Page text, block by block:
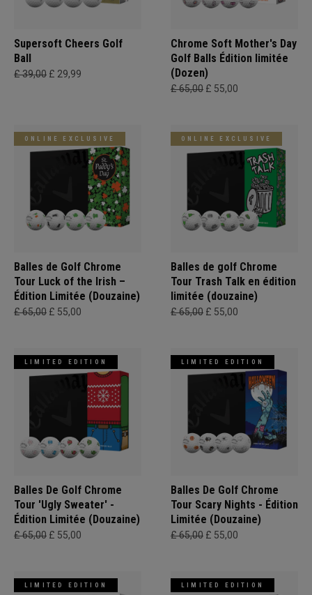
Supersoft Cheers Golf
Ball
£ 39,00 £ 29,99
Chrome Soft Mother's Day
Golf Balls Édition limitée
(Dozen)
£ 65,00 £ 55,00
ONLINE EXCLUSIVE
Balles de Golf Chrome
Tour Luck of the Irish –
Édition Limitée (Douzaine)
£ 65,00 £ 55,00
ONLINE EXCLUSIVE
Balles de golf Chrome
Tour Trash Talk en édition
limitée (douzaine)
£ 65,00 £ 55,00
LIMITED EDITION
Balles De Golf Chrome
Tour 'Ugly Sweater' -
Édition Limitée (Douzaine)
£ 65,00 £ 55,00
LIMITED EDITION
Balles De Golf Chrome
Tour Scary Nights - Édition
Limitée (Douzaine)
£ 65,00 £ 55,00
LIMITED EDITION LIMITED EDITION